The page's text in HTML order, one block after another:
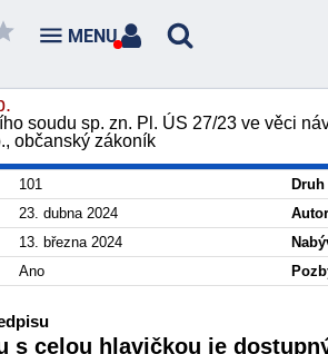
soudu sp. zn. Pl. ÚS 27/23 ve věci
občanský zákoník
101
23. dubna 2024
13. března 2024
Ano
s celou hlavičkou je
MENU